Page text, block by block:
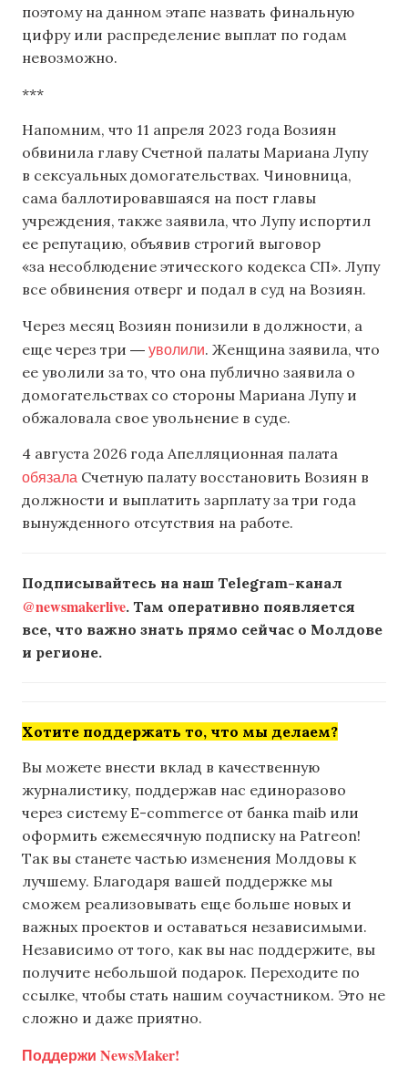
поэтому на данном этапе назвать финальную
цифру или распределение выплат по годам
невозможно.
***
Напомним, что 11 апреля 2023 года Возиян
обвинила главу Счетной палаты Мариана Лупу
в сексуальных домогательствах. Чиновница,
сама баллотировавшаяся на пост главы
учреждения, также заявила, что Лупу испортил
ее репутацию, объявив строгий выговор
«за несоблюдение этического кодекса СП». Лупу
все обвинения отверг и подал в суд на Возиян.
Через месяц Возиян понизили в должности, а
еще через три ― уволили. Женщина заявила, что
ее уволили за то, что она публично заявила о
домогательствах со стороны Мариана Лупу и
обжаловала свое увольнение в суде.
4 августа 2026 года Апелляционная палата
обязала Счетную палату восстановить Возиян в
должности и выплатить зарплату за три года
вынужденного отсутствия на работе.
Подписывайтесь на наш Telegram-канал
@newsmakerlive. Там оперативно появляется
все, что важно знать прямо сейчас о Молдове
и регионе.
Хотите поддержать то, что мы делаем?
Вы можете внести вклад в качественную
журналистику, поддержав нас единоразово
через систему E-commerce от банка maib или
оформить ежемесячную подписку на Patreon!
Так вы станете частью изменения Молдовы к
лучшему. Благодаря вашей поддержке мы
сможем реализовывать еще больше новых и
важных проектов и оставаться независимыми.
Независимо от того, как вы нас поддержите, вы
получите небольшой подарок. Переходите по
ссылке, чтобы стать нашим соучастником. Это не
сложно и даже приятно.
Поддержи NewsMaker!